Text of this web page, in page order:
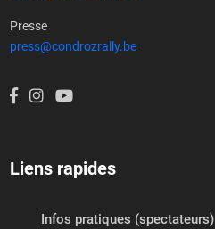
Presse
press@condrozrally.be
Liens rapides
Infos pratiques (spectateurs)